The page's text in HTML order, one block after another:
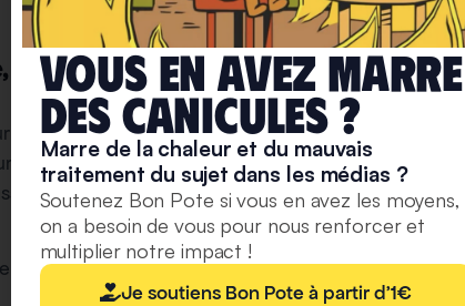
est la meilleure ?
France les émissions de gaz à effet de serre des
il faut prendre l’ensemble des impacts depuis
par leur usage et leur entretien. On appelle cela
2 à 5 fois plus faibles pour la voiture électriqueque
Vous en avez marre
deS caniculeS ?
Marre de la chaleur et du mauvais
traitement du sujet dans les médias ?
Soutenez Bon Pote si vous en avez les moyens,
on a besoin de vous pour nous renforcer et
multiplier notre impact !
Je soutiens Bon Pote à partir d'1€